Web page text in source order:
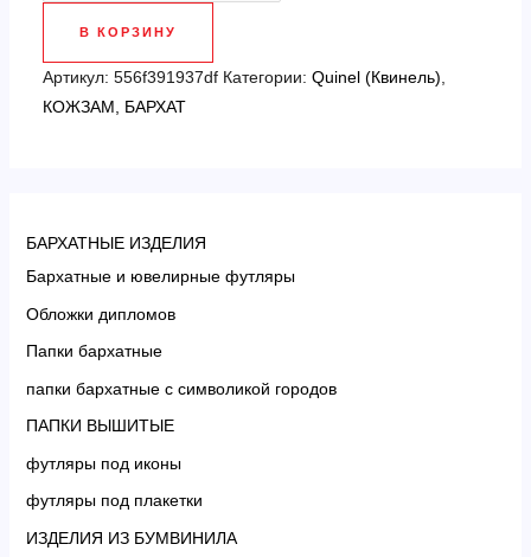
БАРХАТНЫЕ ИЗДЕЛИЯ
Бархатные и ювелирные футляры
Обложки дипломов
Папки бархатные
папки бархатные с символикой городов
ПАПКИ ВЫШИТЫЕ
футляры под иконы
футляры под плакетки
ИЗДЕЛИЯ ИЗ БУМВИНИЛА
QNF
1014
В КОРЗИНУ
Артикул: 556f391937df Категории: Quinel (Квинель)
КОЖЗАМ, БАРХАТ